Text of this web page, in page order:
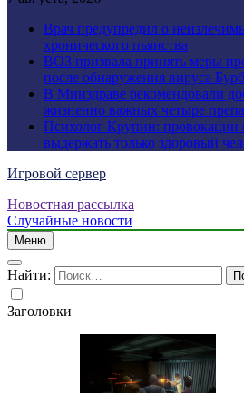
Врач предупредил о
хронического пьянства
ВОЗ призвала принять меры
после обнаружения вируса
В Минздраве рекомендовали
жизненно важных четыре
Психолог Крупин: провокации
выдержать только здоровый
Игровой сервер
Новостная рассылка
Случайные новости
Меню
Найти:
Заголовки